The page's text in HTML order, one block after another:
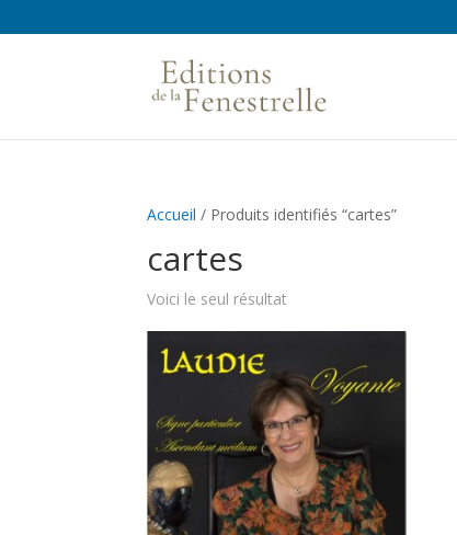
Accueil / Produits identifiés “cartes”
cartes
Voici le seul résultat